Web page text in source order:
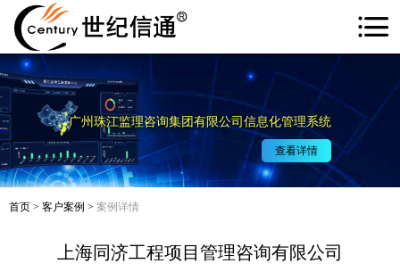
广州珠江监理咨询集团有限公司信息化管理系统
查看详情
首页 > 客户案例 > 案例详情
上海同济工程项目管理咨询有限公司